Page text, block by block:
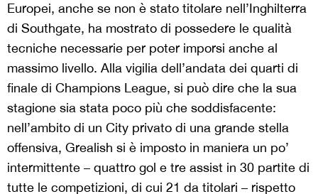
Europei, anche se non è stato titolare nell’Inghilterra
di Southgate, ha mostrato di possedere le qualità
tecniche necessarie per poter imporsi anche al
massimo livello. Alla vigilia dell’andata dei quarti di
finale di Champions League, si può dire che la sua
stagione sia stata poco più che soddisfacente:
nell’ambito di un City privato di una grande stella
offensiva, Grealish si è imposto in maniera un po’
intermittente – quattro gol e tre assist in 30 partite di
tutte le competizioni, di cui 21 da titolari – rispetto